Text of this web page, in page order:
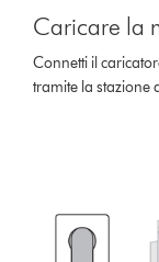
Caricare la
Connetti il
tramite la stazione